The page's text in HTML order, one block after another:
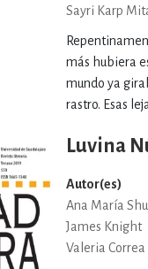
Sayri Karp
más hubiera
mundo ya
rastro. Esas
Luvina
Autor(es)
Ana María
James Knight
Valeria Correa